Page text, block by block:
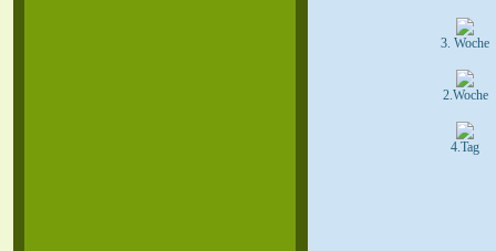
3. Woche
2.Woche
4.Tag